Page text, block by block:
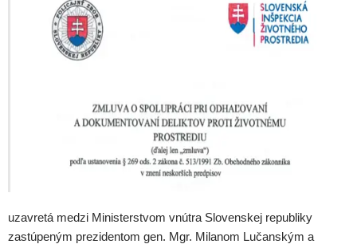
uzavretá medzi Ministerstvom vnútra Slovenskej republiky
zastúpeným prezidentom gen. Mgr. Milanom Lučanským a